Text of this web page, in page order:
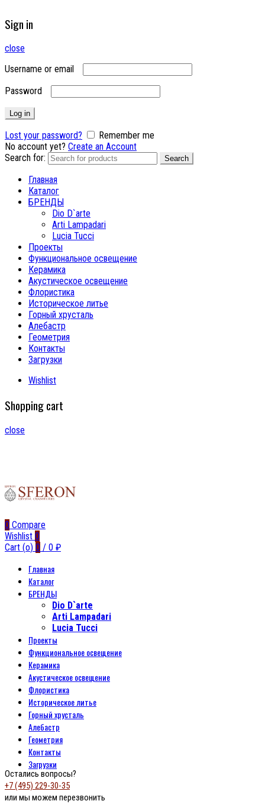
Sign in
close
Username or email
Password
Log in
Lost your password?
Remember me
No account yet? Create an Account
Search for:
Search
Главная
Каталог
БРЕНДЫ
Dio D`arte
Arti Lampadari
Lucia Tucci
Проекты
Функциональное освещение
Керамика
Акустическое освещение
Флористика
Историческое литье
Горный хрусталь
Алебастр
Геометрия
Контакты
Загрузки
Wishlist
Shopping cart
close
0 Compare
Wishlist 0
Cart (o) 0 / 0 ₽
Главная
Каталог
БРЕНДЫ
Dio D`arte
Arti Lampadari
Lucia Tucci
Проекты
Функциональное освещение
Керамика
Акустическое освещение
Флористика
Историческое литье
Горный хрусталь
Алебастр
Геометрия
Контакты
Загрузки
Остались вопросы?
+7 (495) 229-30-35
или мы можем перезвонить